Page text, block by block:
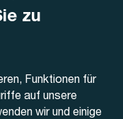
zu
Funktionen für
auf unsere
wir und einige